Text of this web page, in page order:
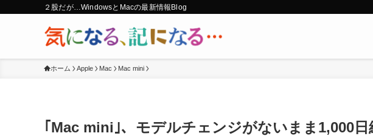
２股だが…WindowsとMacの最新情報Blog
ホーム Apple Mac Mac mini
｢Mac mini｣、モデルチェンジがないまま1,000日